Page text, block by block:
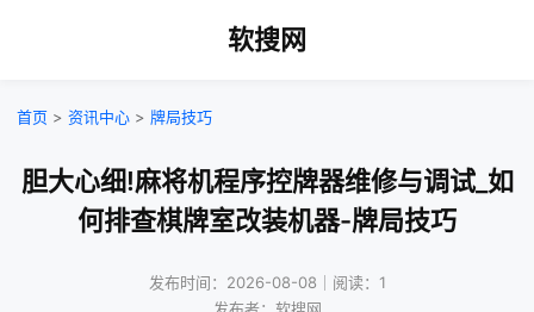
软搜网
首页 > 资讯中心 > 牌局技巧
胆大心细!麻将机程序控牌器维修与调试_如
何排查棋牌室改装机器-牌局技巧
发布时间：2026-08-08｜阅读：1